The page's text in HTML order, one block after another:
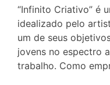
“Infinito Criativo” é
idealizado pelo
um de seus
jovens no espectro
trabalho. Como